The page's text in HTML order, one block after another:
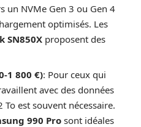
un NVMe Gen 3 ou Gen 4
optimisés. Les
SN850X proposent des
1 800 €): Pour ceux qui
avec des données
est souvent nécessaire.
990 Prosont idéales